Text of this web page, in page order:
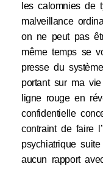
les calomnies de
malveillance
on ne peut pas
même temps se
presse du
portant sur ma
ligne rouge en
confidentielle
contraint de faire
psychiatrique
aucun rapport